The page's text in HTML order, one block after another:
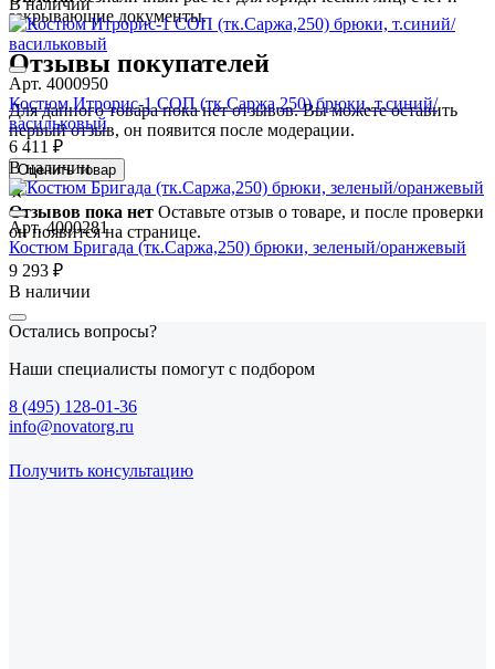
закрывающие документы.
Отзывы покупателей
Для данного товара пока нет отзывов. Вы можете оставить
первый отзыв, он появится после модерации.
Оценить товар
★
Отзывов пока нет Оставьте отзыв о товаре, и после проверки
он появится на странице.
В наличии
Арт. 4000950
Костюм Итрорис-1 СОП (тк.Саржа,250) брюки, т.синий/
васильковый
6 411 ₽
В наличии
Арт. 4000281
Костюм Бригада (тк.Саржа,250) брюки, зеленый/оранжевый
9 293 ₽
В наличии
Остались вопросы?
Наши специалисты помогут с подбором
8 (495) 128-01-36
info@novatorg.ru
Получить консультацию